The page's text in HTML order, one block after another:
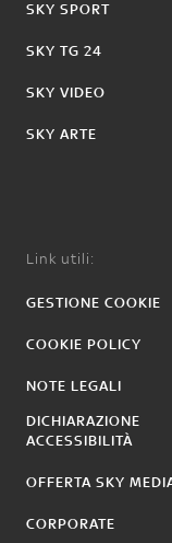
SKY SPORT
SKY TG 24
SKY VIDEO
SKY ARTE
Link utili:
GESTIONE COOKIE
COOKIE POLICY
NOTE LEGALI
DICHIARAZIONE
ACCESSIBILITÀ
OFFERTA SKY
CORPORATE